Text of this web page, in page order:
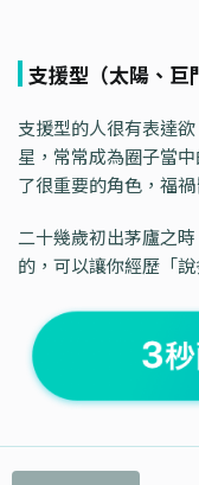
支援型（太陽、巨
支援型的人很有表達
星，常常成為圈子當
了很重要的角色，福禍
二十幾歲初出茅廬之
的，可以讓你經歷「